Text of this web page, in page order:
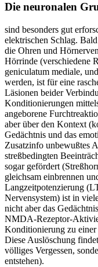
Die neuronalen
sind besonders gut
elektrischen Schlag.
die Ohren und
Hörrinde (verschiedene
geniculatum mediale,
werden, ist für eine
Läsionen beider
Konditionierungen
angeborene
aber über den Kontext
Gedächtnis und das
Zusatzinfo unbewußtes
streßbedingten
sogar gefördert
gleichsam einbrennen
Langzeitpotenzierung
Nervensystem) ist in
nicht aber das
NMDA-Rezeptor-
Konditionierung zu einer
Diese Auslöschung
völliges Vergessen,
entstehen).